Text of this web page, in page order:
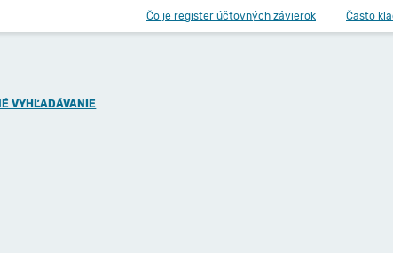
Čo je register účtovných závierok Často
VYHĽADÁVANIE